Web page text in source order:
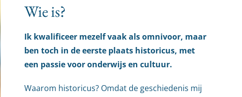
Wie is?
Ik kwalificeer mezelf vaak als omnivoor, maar
ben toch in de eerste plaats historicus, met
een passie voor onderwijs en cultuur.
Waarom historicus? Omdat de geschiedenis mij